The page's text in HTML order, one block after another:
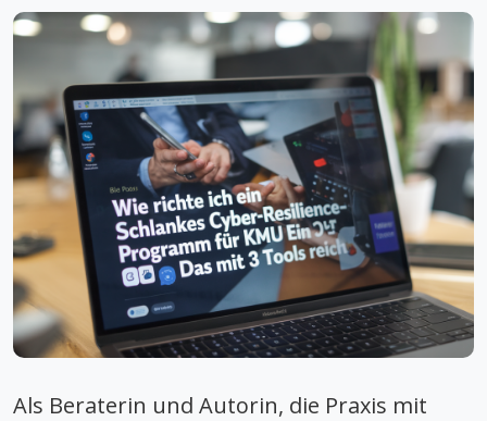
Als Beraterin und Autorin, die Praxis mit